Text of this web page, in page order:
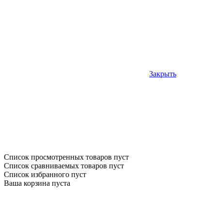
Закрыть
Список просмотренных товаров пуст
Список сравниваемых товаров пуст
Список избранного пуст
Ваша корзина пуста